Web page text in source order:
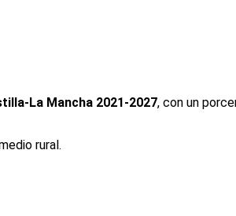
La Mancha 2021-2027, con un
rural.